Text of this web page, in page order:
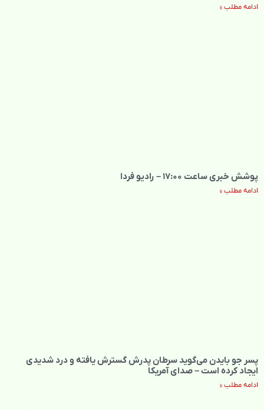
ادامه مطلب »
پوشش خبری ساعت ۱۷:۰۰ – رادیو فردا
ادامه مطلب »
پسر جو بایدن می‌گوید سرطان پدرش گسترش یافته و درد شدیدی
ایجاد کرده است – صدای آمریکا
ادامه مطلب »